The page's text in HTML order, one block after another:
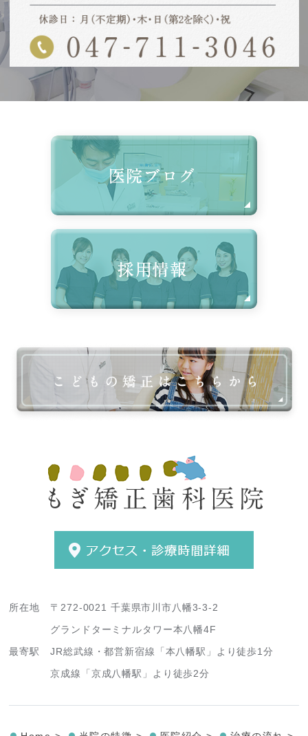
所在地
〒272-0021 千葉県市川市八幡3-3-2
グランドターミナルタワー本八幡4F
最寄駅
JR総武線・都営新宿線「本八幡駅」より徒歩1分
京成線「京成八幡駅」より徒歩2分